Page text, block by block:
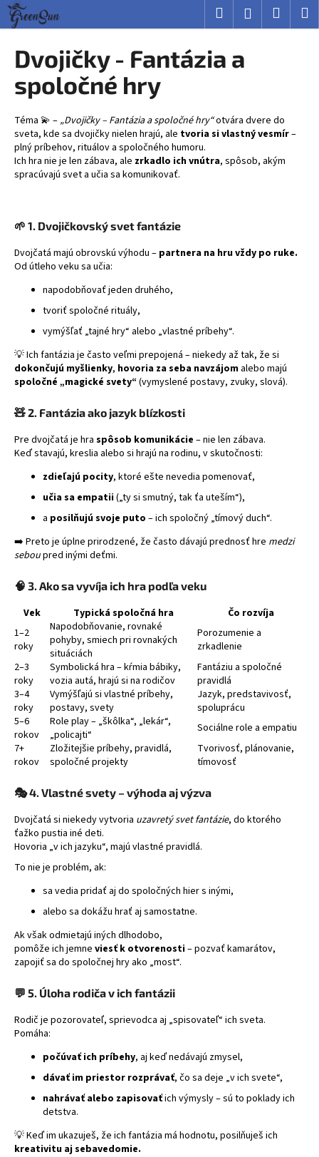
Prejsť
obsah
Hľadať Prihlásenie
Dvojičky - Fantázia a
spoločné hry
Téma 💫 – „Dvojičky – Fantázia a spoločné hry“otvára dvere do
sveta, kde sa dvojičky nielen hrajú, ale tvoria si vlastný vesmír–
plný príbehov, rituálov a spoločného humoru.
Ich hra nie je len zábava, ale zrkadlo ich vnútra, spôsob, akým
spracúvajú svet a učia sa komunikovať.
🌱 1. Dvojičkovský svet fantázie
Dvojčatá majú obrovskú výhodu – partnera na hru vždy po ruke.
Od útleho veku sa učia:
napodobňovať jeden druhého,
tvoriť spoločné rituály,
vymýšľať „tajné hry“ alebo „vlastné príbehy“.
💡 Ich fantázia je často veľmi prepojená – niekedy až tak, že si
dokončujú myšlienky, hovoria za seba navzájom alebo majú
spoločné „magické svety“ (vymyslené postavy, zvuky, slová).
🧸2. Fantázia ako jazyk blízkosti
Pre dvojčatá je hra spôsob komunikácie – nie len zábava.
Keď stavajú, kreslia alebo si hrajú na rodinu, v skutočnosti:
zdieľajú pocity, ktoré ešte nevedia pomenovať,
učia sa empatii(„ty si smutný, tak ťa uteším“),
a posilňujú svoje puto – ich spoločný „tímový duch“.
➡️ Preto je úplne prirodzené, že často dávajú prednosť hre medzi
seboupred inými deťmi.
🧠 3. Ako sa vyvíja ich hra podľa veku
Vek Typická spoločná hra
Čo rozvíja
1–2
roky
Napodobňovanie, rovnaké
pohyby, smiech pri rovnakých
situáciách
Porozumenie a
zrkadlenie
2–3
roky
Symbolická hra – kŕmia bábiky,
vozia autá, hrajú si na rodičov
Fantáziu a spoločné
pravidlá
3–4
roky
Vymýšľajú si vlastné príbehy,
postavy, svety
Jazyk, predstavivosť,
spoluprácu
5–6
rokov
Role play – „škôlka“, „lekár“,
„policajti“
Sociálne role a empatiu
7+
rokov
Zložitejšie príbehy, pravidlá,
spoločné projekty
Tvorivosť, plánovanie,
tímovosť
🎭4. Vlastné svety – výhoda aj výzva
Dvojčatá si niekedy vytvoria uzavretý svet fantázie, do ktorého
ťažko pustia iné deti.
Hovoria „v ich jazyku“, majú vlastné pravidlá.
To nie je problém, ak:
sa vedia pridať aj do spoločných hier s inými,
alebo sa dokážu hrať aj samostatne.
Ak však odmietajú iných dlhodobo,
pomôže ich jemne viesť k otvorenosti– pozvať kamarátov,
zapojiť sa do spoločnej hry ako „most“.
💬 5. Úloha rodiča v ich fantázii
Rodič je pozorovateľ, sprievodca aj „spisovateľ“ ich sveta.
Pomáha:
počúvať ich príbehy, aj keď nedávajú zmysel,
dávať im priestor rozprávať, čo sa deje „v ich svete“,
nahrávať alebo zapisovaťich výmysly – sú to poklady ich
detstva.
💡 Keď im ukazuješ, že ich fantázia má hodnotu, posilňuješ ich
kreativitu aj sebavedomie.
K
o
Č
o
p
o
t
r
u
j
e
j
s
ť
?
HĽADAŤ